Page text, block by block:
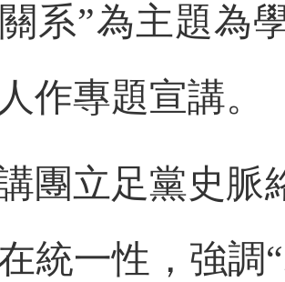
系”為主題為
作專題宣講。‌
團立足黨史脈
統一性，強調